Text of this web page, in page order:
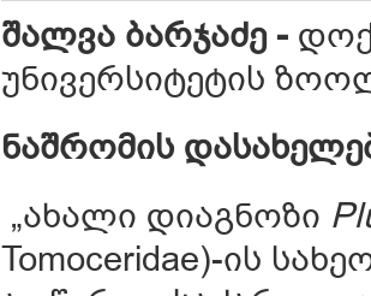
შალვა ბარჯაძე-
უნივერსიტეტის
ნაშრომის
„ახალი დიაგნოზი
Tomoceridae)-ის